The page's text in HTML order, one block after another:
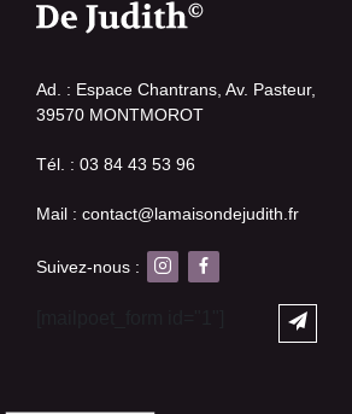
Ad. : Espace Chantrans, Av. Pasteur,
39570 MONTMOROT
Tél. : 03 84 43 53 96
Mail : contact@lamaisondejudith.fr
Suivez-nous :